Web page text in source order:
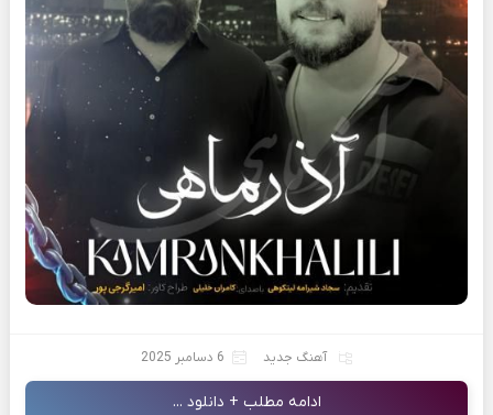
آهنگ جدید 6 دسامبر 2025
ادامه مطلب + دانلود ...